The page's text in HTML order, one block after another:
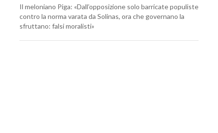
Il meloniano Piga: «Dall’opposizione solo barricate populiste
contro la norma varata da Solinas, ora che governano la
sfruttano: falsi moralisti»